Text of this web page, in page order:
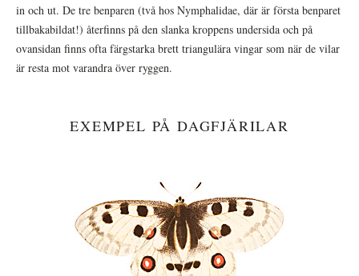
in och ut. De tre benparen (två hos Nymphalidae, där är första benparet
tillbakabildat!) återfinns på den slanka kroppens undersida och på
ovansidan finns ofta färgstarka brett triangulära vingar som när de vilar
är resta mot varandra över ryggen.
EXEMPEL PÅ DAGFJÄRILAR